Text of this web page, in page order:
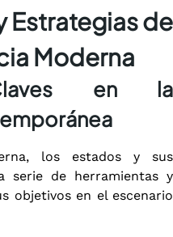
Estrategias de
Moderna
en la
los estados y sus
serie de herramientas y
objetivos en el escenario